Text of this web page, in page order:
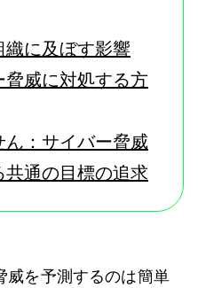
に及ぼす影響
威に対処する方
：サイバー脅威
共通の目標の追求
威を予測するのは簡単